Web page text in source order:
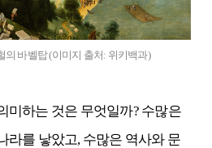
의 바벨탑 (이미지 출처: 위키백과)
미하는 것은 무엇일까? 수많은
라를 낳았고, 수많은 역사와 문